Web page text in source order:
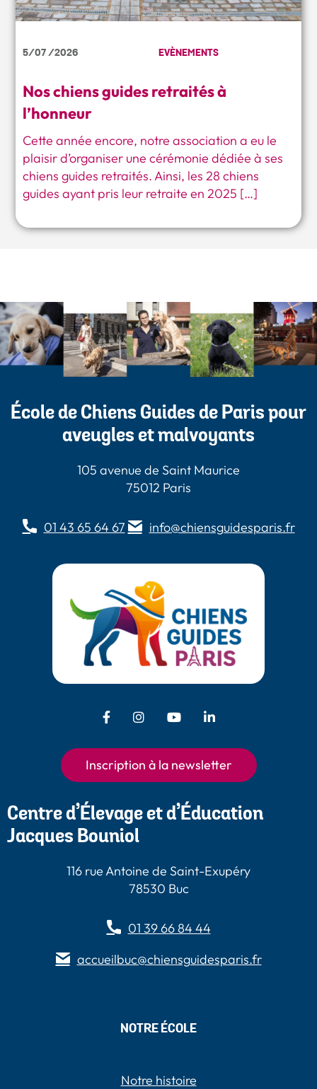
Nos chiens guides retraités à
l’honneur
Cette année encore, notre association a eu le
plaisir d’organiser une cérémonie dédiée à ses
chiens guides retraités. Ainsi, les 28 chiens
guides ayant pris leur retraite en 2025 […]
5/07 /2026 EVÈNEMENTS
École de Chiens Guides de Paris pour
aveugles et malvoyants
105 avenue de Saint Maurice
75012 Paris
01 43 65 64 67 info@chiensguidesparis.fr
Facebook - Chiens Guides Paris
Instagram - Chiens Guides
Youtube - Chiens
Inscription à la newsletter
Centre d’Élevage et d’Éducation
Jacques Bouniol
116 rue Antoine de Saint-Exupéry
78530 Buc
01 39 66 84 44
accueilbuc@chiensguidesparis.fr
NOTRE ÉCOLE
Notre histoire